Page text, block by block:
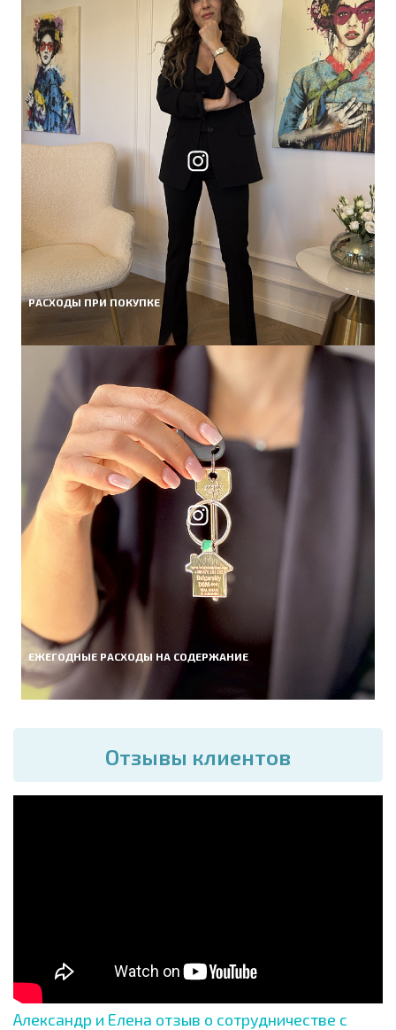
РАСХОДЫ ПРИ ПОКУПКЕ
ЕЖЕГОДНЫЕ РАСХОДЫ НА СОДЕРЖАНИЕ
Отзывы клиентов
Александр и Елена отзыв о сотрудничестве с